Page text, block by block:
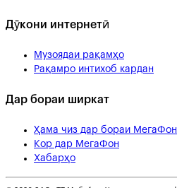
Дӯкони интернетӣ
Музоядаи рақамҳо
Рақамро интихоб кардан
Дар бораи ширкат
Ҳама чиз дар бораи МегаФон
Кор дар МегаФон
Хабарҳо